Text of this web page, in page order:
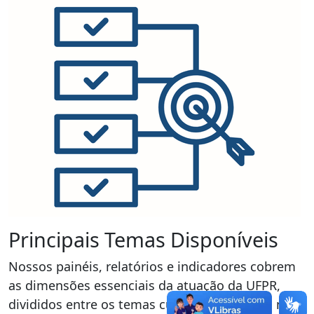
Principais Temas Disponíveis
Nossos painéis, relatórios e indicadores cobrem
as dimensões essenciais da atuação da UFPR,
divididos entre os temas cujos dados são os mais